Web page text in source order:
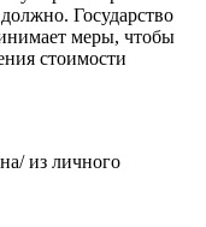
Государство
меры, чтобы
стоимости
из личного